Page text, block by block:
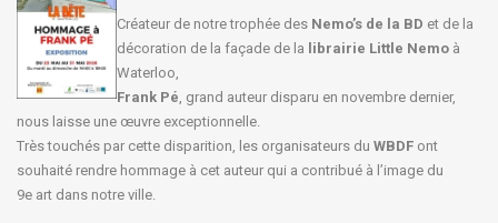
Créateur de notre trophée des Nemo’s de la BD et de la
décoration de la façade de la librairie Little Nemo à
Waterloo,
Frank Pé, grand auteur disparu en novembre dernier,
nous laisse une œuvre exceptionnelle.
Très touchés par cette disparition, les organisateurs du WBDF ont
souhaité rendre hommage à cet auteur qui a contribué à l’image du
9e art dans notre ville.